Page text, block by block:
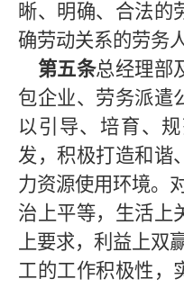
晰、明确、合法的
确劳动关系的劳务人
第五条总经理部
包企业、劳务派遣
以引导、培育、
发，积极打造和谐
力资源使用环境。
治上平等，生活上
上要求，利益上双
工的工作积极性，